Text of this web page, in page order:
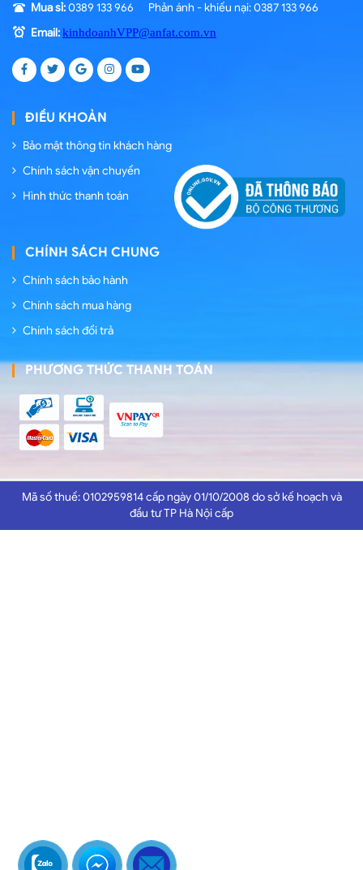
Mua sỉ:0389 133 966 Phản ánh - khiếu nại: 0387 133 966
Email:kinhdoanhVPP@anfat.com.vn
ĐIỀU KHOẢN
Bảo mật thông tin khách hàng
Chính sách vận chuyển
Hình thức thanh toán
CHÍNH SÁCH CHUNG
Chính sách bảo hành
Chính sách mua hàng
Chính sách đổi trả
PHƯƠNG THỨC THANH TOÁN
Mã số thuế: 0102959814 cấp ngày 01/10/2008 do sở kế hoạch và
đầu tư TP Hà Nội cấp